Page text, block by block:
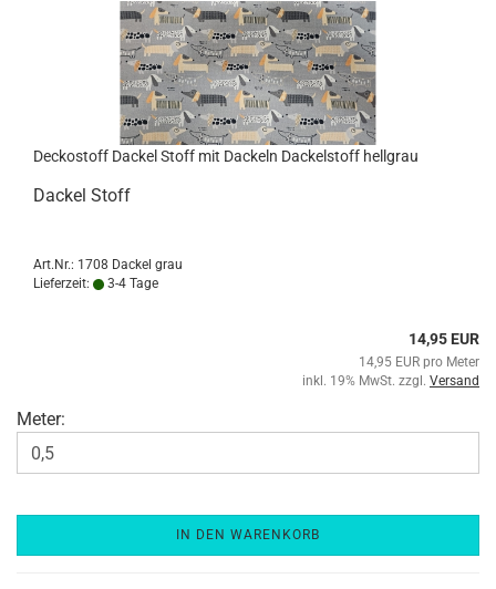
Dec­ko­stoff Da­ckel Stoff mit Da­ckeln Da­ckel­stoff hell­grau
Da­ckel Stoff
Art.Nr.: 1708 Dackel grau
Lieferzeit:
3-4 Tage
14,95 EUR
14,95 EUR pro Meter
inkl. 19% MwSt. zzgl. Versand
Meter:
IN DEN WARENKORB